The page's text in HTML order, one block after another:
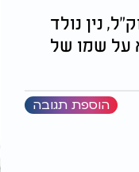
נין נולד
על שמו של
הוספת תגובה